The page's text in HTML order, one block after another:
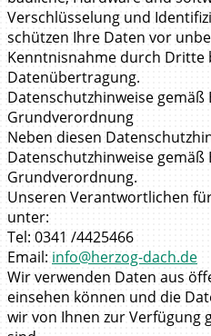
Verschlüsselung und
schützen Ihre Daten vor
Kenntnisnahme durch Dritte
Datenübertragung.
Datenschutzhinweise gemäß
Grundverordnung
Neben diesen
Datenschutzhinweise gemäß
Grundverordnung.
Unseren Verantwortlichen
unter:
Tel: 0341 /4425466
Email: info@herzog-dach.de
Wir verwenden Daten aus
einsehen können und die
wir von Ihnen zur Verfügung